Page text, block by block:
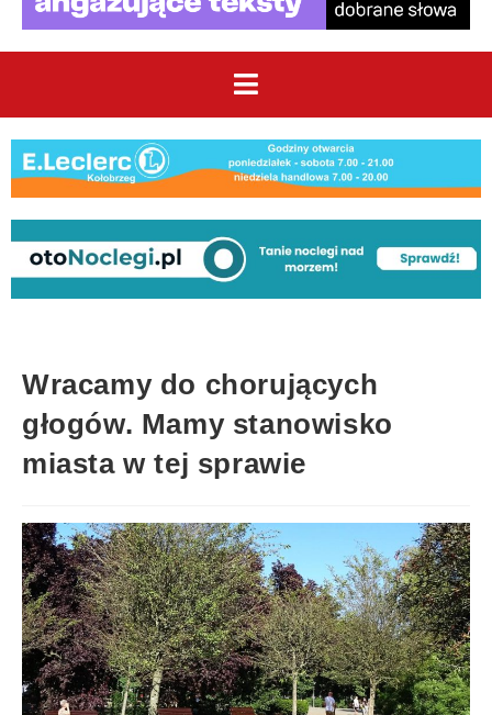
Wracamy do chorujących
głogów. Mamy stanowisko
miasta w tej sprawie